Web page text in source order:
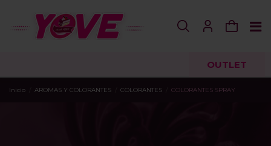
OUTLET
Inicio AROMAS Y COLORANTES COLORANTES COLORANTES SPRAY